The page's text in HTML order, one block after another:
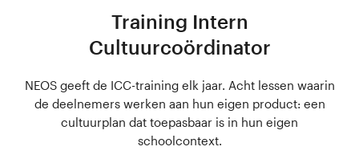
Training Intern
Cultuurcoördinator
NEOS geeft de ICC-training elk jaar. Acht lessen waarin
de deelnemers werken aan hun eigen product: een
cultuurplan dat toepasbaar is in hun eigen
schoolcontext.